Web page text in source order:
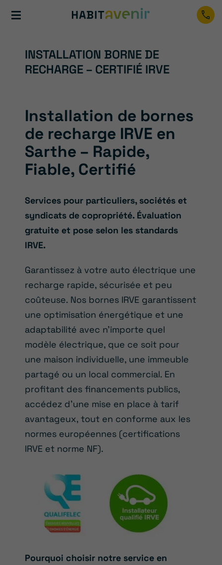
INSTALLATION BORNE DE
RECHARGE – CERTIFIÉ IRVE
Installation de bornes
de recharge IRVE en
Sarthe – Rapide,
Fiable, Certifié
Services pour particuliers, sociétés et
syndicats de copropriété. Évaluation
gratuite et pose selon les standards
IRVE.
Garantissez à votre auto électrique une
recharge rapide, sécurisée et peu
coûteuse. Nos bornes IRVE garantissent
une optimisation énergétique et une
adaptabilité avec n’importe quel
modèle électrique, que ce soit pour
une maison individuelle, une immeuble
partagé ou un local commercial. En
profitant des financements publics,
accédez d’une mise en place à tarif
avantageux, tout en conforme aux les
normes européennes (certifications
IRVE et norme NF).
Pourquoi choisir notre service en